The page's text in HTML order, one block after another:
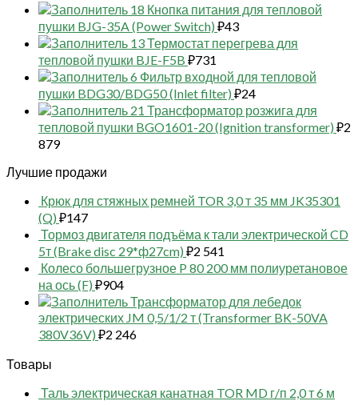
18 Кнопка питания для тепловой
пушки BJG-35A (Power Switch) ₽43
13 Термостат перегрева для
тепловой пушки BJE-F5B ₽731
6 Фильтр входной для тепловой
пушки BDG30/BDG50 (Inlet filter) ₽24
21 Трансформатор розжига для
тепловой пушки BGO1601-20 (Ignition transformer) ₽2
879
Лучшие продажи
Крюк для стяжных ремней TOR 3,0 т 35 мм JK35301
(Q) ₽147
Тормоз двигателя подъёма к тали электрической CD
5т (Brake disc 29*ф27cm) ₽2 541
Колесо большегрузное P 80 200 мм полиуретановое
на ось (F) ₽904
Трансформатор для лебедок
электрических JM 0,5/1/2 т (Transformer BK-50VA
380V36V) ₽2 246
Товары
Таль электрическая канатная TOR MD г/п 2,0 т 6 м